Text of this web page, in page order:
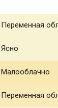
Переменная
Ясно
Малооблачно
Переменная